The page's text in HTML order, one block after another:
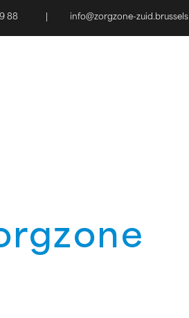
88 info@zorgzone-zuid.brussels